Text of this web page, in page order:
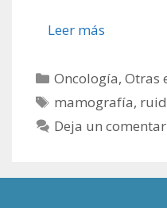
Leer más
Categorías
Oncología,Otras
Etiquetas
mamografía,
Deja un